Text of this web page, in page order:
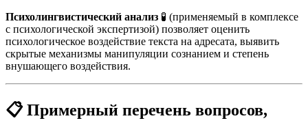
Психолингвистический анализ 🧪 (применяемый в комплексе
с психологической экспертизой) позволяет оценить
психологическое воздействие текста на адресата, выявить
скрытые механизмы манипуляции сознанием и степень
внушающего воздействия.
📋Примерный перечень вопросов,